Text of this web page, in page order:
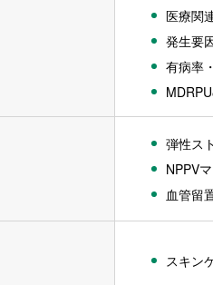
医療関
発生要
有病率
弾性ス
NPPV
血管留
スキン